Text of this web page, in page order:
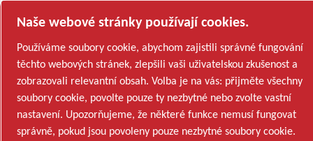
Naše webové stránky používají cookies.
Používáme soubory cookie, abychom zajistili správné fungování
těchto webových stránek, zlepšili vaši uživatelskou zkušenost a
zobrazovali relevantní obsah. Volba je na vás: přijměte všechny
soubory cookie, povolte pouze ty nezbytné nebo zvolte vastní
nastavení. Upozorňujeme, že některé funkce nemusí fungovat
správně, pokud jsou povoleny pouze nezbytné soubory cookie.